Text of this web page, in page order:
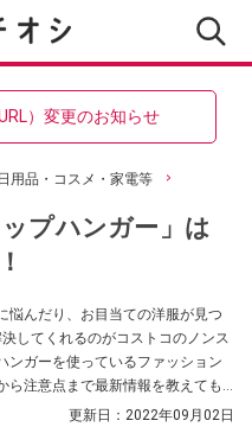
）変更のお知らせ
用品・コスメ・家電等
プハンガー」は
悩んだり、お目当ての洋服が見つ
してくれるのがコストコのノンス
ンガーを使っているファッション
ら注意点まで最新情報を教えても
更新日： 2022年09月02日